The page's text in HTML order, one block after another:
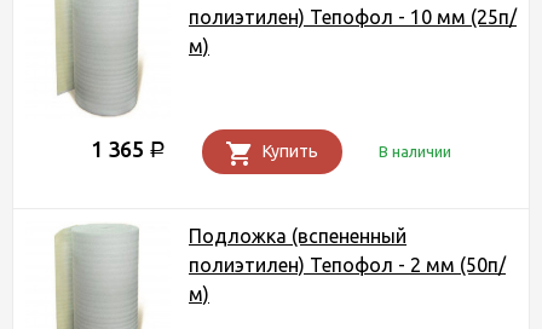
полиэтилен) Тепофол - 10 мм (25п/
м)
1 365 Р Купить В наличии
Подложка (вспененный
полиэтилен) Тепофол - 2 мм (50п/
м)